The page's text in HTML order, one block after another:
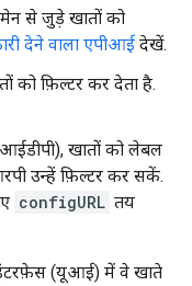
से जुड़े खातों को
देने वाला एपीआई देखें.
को फ़िल्टर कर देता है.
खातों को लेबल
उन्हें फ़िल्टर कर सकें.
configURL तय
(यूआई) में वे खाते